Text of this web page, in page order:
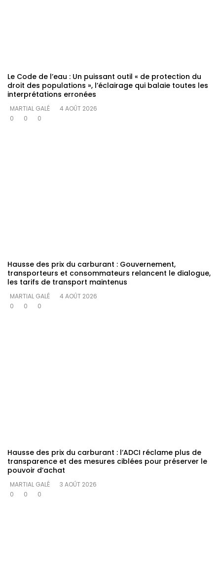
Le Code de l’eau : Un puissant outil « de protection du
droit des populations », l’éclairage qui balaie toutes les
interprétations erronées
MARTIAL GALÉ
4 AOÛT 2026
0
0 0
Hausse des prix du carburant : Gouvernement,
transporteurs et consommateurs relancent le dialogue,
les tarifs de transport maintenus
MARTIAL GALÉ
4 AOÛT 2026
0
0 0
Hausse des prix du carburant : l’ADCI réclame plus de
transparence et des mesures ciblées pour préserver le
pouvoir d’achat
MARTIAL GALÉ
3 AOÛT 2026
0
0 0